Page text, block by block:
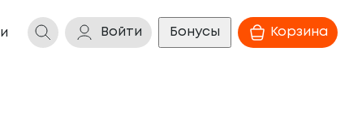
Войти Бонусы Корзина